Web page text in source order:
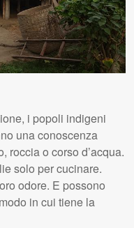
i popoli indigeni
una conoscenza
roccia o corso d’acqua.
solo per cucinare.
odore. E possono
in cui tiene la